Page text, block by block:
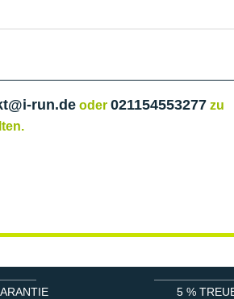
run.de oder 021154553277 zu
5 %